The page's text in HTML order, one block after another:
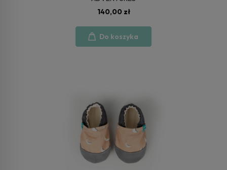
140,00 zł
Do koszyka